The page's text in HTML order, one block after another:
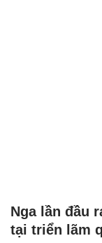
Nga lần đầu
tại triển lãm